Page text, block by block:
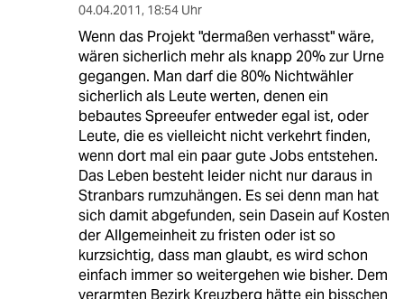
04.04.2011, 18:54 Uhr
Wenn das Projekt "dermaßen verhasst" wäre,
wären sicherlich mehr als knapp 20% zur Urne
gegangen. Man darf die 80% Nichtwähler
sicherlich als Leute werten, denen ein
bebautes Spreeufer entweder egal ist, oder
Leute, die es vielleicht nicht verkehrt finden,
wenn dort mal ein paar gute Jobs entstehen.
Das Leben besteht leider nicht nur daraus in
Stranbars rumzuhängen. Es sei denn man hat
sich damit abgefunden, sein Dasein auf Kosten
der Allgemeinheit zu fristen oder ist so
kurzsichtig, dass man glaubt, es wird schon
einfach immer so weitergehen wie bisher. Dem
verarmten Bezirk Kreuzberg hätte ein bisschen